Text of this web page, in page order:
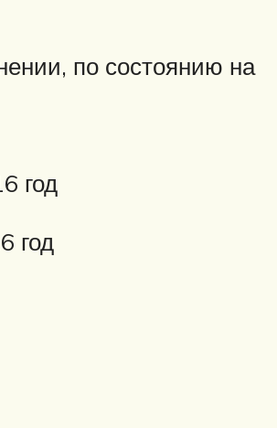
по состоянию на
год
год